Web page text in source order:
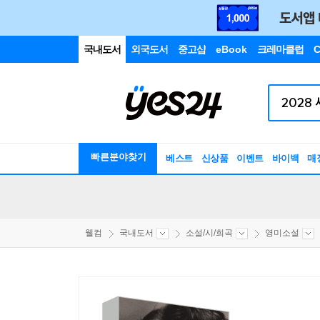
국내도서 외국도서 중고샵 eBook 크레마클럽
빠른분야찾기 베스트 신상품 이벤트 바이백 매
웰컴 국내도서 소설/시/희곡 영미소설